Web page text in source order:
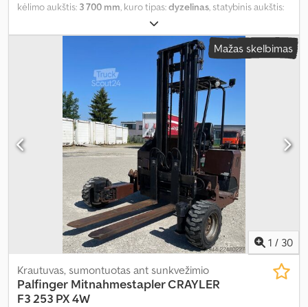
kėlimo aukštis: 3 700 mm, kuro tipas:dyzelinas, statybinis aukštis:
galvos apsauga
Mažas skelbimas
1 / 30
Krautuvas, sumontuotas ant sunkvežimio
Palfinger Mitnahmestapler CRAYLER
F3 253 PX 4W